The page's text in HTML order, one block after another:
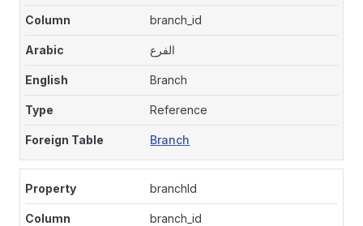
branch_id
الفرع
Branch
Reference
Branch
branchId
branch_id